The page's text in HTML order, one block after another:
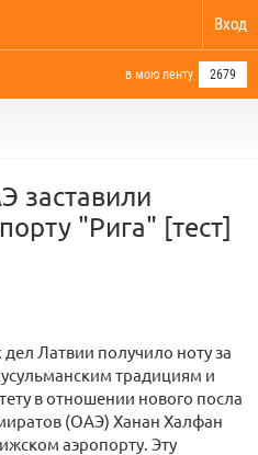
Вход
в мою ленту 2679
заставили
"Рига" [тест]
Латвии получило ноту за
традициям и
в отношении нового посла
(ОАЭ) Ханан Халфан
аэропорту. Эту